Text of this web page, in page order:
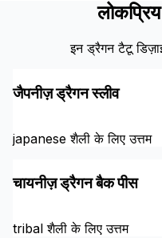
इन ड्रैगन टैटू
जैपनीज़ ड्रैगन स्लीव
japanese शैली के लिए उत्तम
चायनीज़ ड्रैगन बैक पीस
tribal शैली के लिए उत्तम